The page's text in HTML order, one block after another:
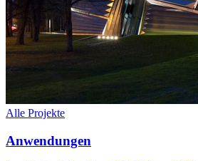
Alle Projekte
Anwendungen